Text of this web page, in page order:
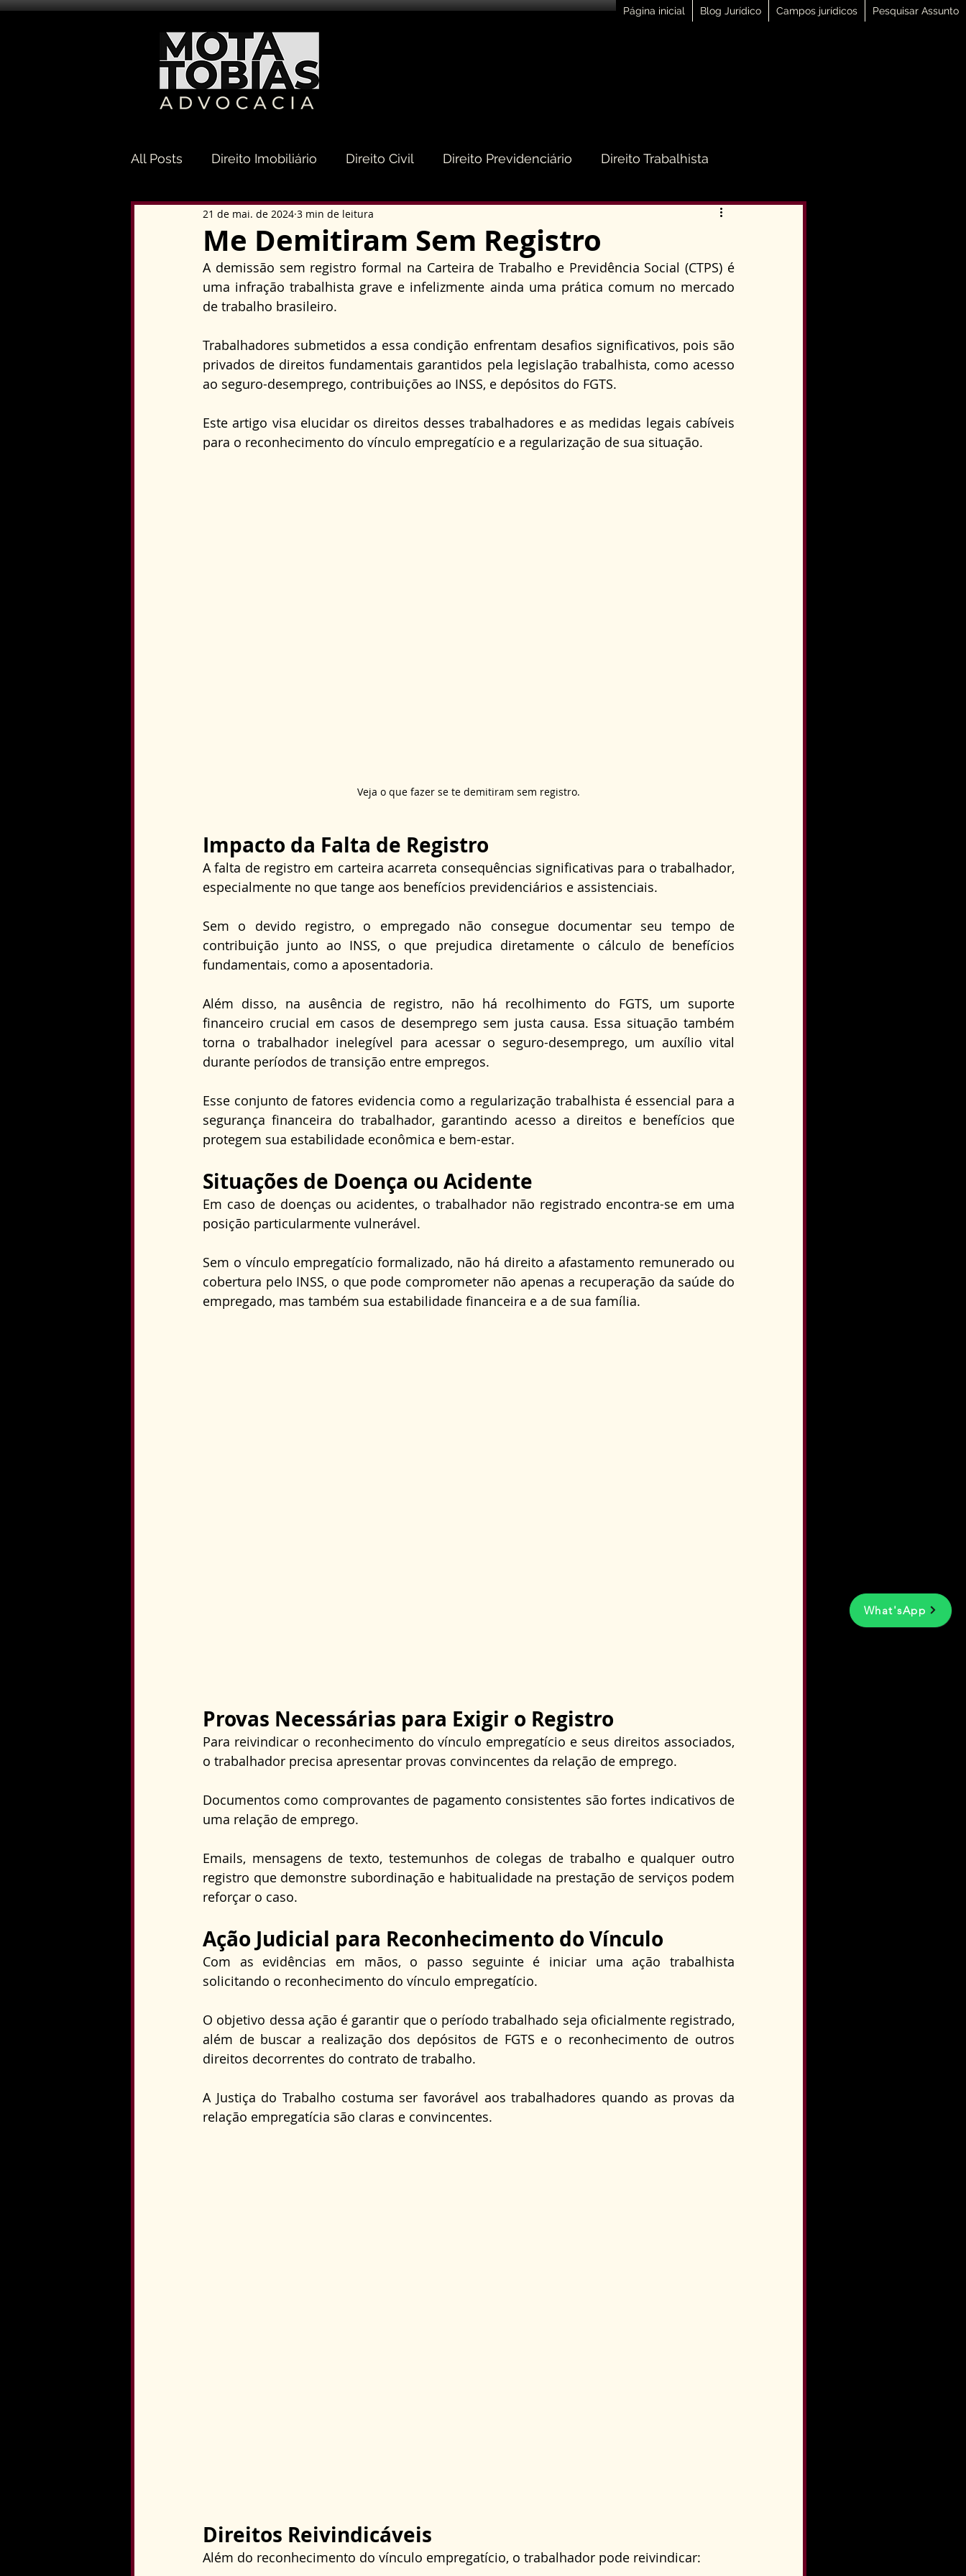
Página inicial Blog Jurídico Campos jurídicos Pesquisar Assunto
What'sApp
All Posts Direito Imobiliário Direito Civil Direito Previdenciário Direito Trabalhista
Direito Sucessório Direito do Consumidor
Direito Tributário Direito Empresarial e Societário Direito de Trânsito Direito Penal
Me Demitiram Sem Registro
21 de mai. de 2024 3 min de leitura
A demissão sem registro formal na Carteira de Trabalho e Previdência Social (CTPS) é
uma infração trabalhista grave e infelizmente ainda uma prática comum no mercado
de trabalho brasileiro.
Trabalhadores submetidos a essa condição enfrentam desafios significativos, pois são
privados de direitos fundamentais garantidos pela legislação trabalhista, como acesso
ao seguro-desemprego, contribuições ao INSS, e depósitos do FGTS.
Este artigo visa elucidar os direitos desses trabalhadores e as medidas legais cabíveis
para o reconhecimento do vínculo empregatício e a regularização de sua situação.
Veja o que fazer se te demitiram sem registro.
Impacto da Falta de Registro
A falta de registro em carteira acarreta consequências significativas para o trabalhador,
especialmente no que tange aos benefícios previdenciários e assistenciais.
Sem o devido registro, o empregado não consegue documentar seu tempo de
contribuição junto ao INSS, o que prejudica diretamente o cálculo de benefícios
fundamentais, como a aposentadoria.
Além disso, na ausência de registro, não há recolhimento do FGTS, um suporte
financeiro crucial em casos de desemprego sem justa causa. Essa situação também
torna o trabalhador inelegível para acessar o seguro-desemprego, um auxílio vital
durante períodos de transição entre empregos.
Esse conjunto de fatores evidencia como a regularização trabalhista é essencial para a
segurança financeira do trabalhador, garantindo acesso a direitos e benefícios que
protegem sua estabilidade econômica e bem-estar.
Situações de Doença ou Acidente
Em caso de doenças ou acidentes, o trabalhador não registrado encontra-se em uma
posição particularmente vulnerável.
Sem o vínculo empregatício formalizado, não há direito a afastamento remunerado ou
cobertura pelo INSS, o que pode comprometer não apenas a recuperação da saúde do
empregado, mas também sua estabilidade financeira e a de sua família.
Provas Necessárias para Exigir o Registro
Para reivindicar o reconhecimento do vínculo empregatício e seus direitos associados,
o trabalhador precisa apresentar provas convincentes da relação de emprego.
Documentos como comprovantes de pagamento consistentes são fortes indicativos de
uma relação de emprego.
Emails, mensagens de texto, testemunhos de colegas de trabalho e qualquer outro
registro que demonstre subordinação e habitualidade na prestação de serviços podem
reforçar o caso.
Ação Judicial para Reconhecimento do Vínculo
Com as evidências em mãos, o passo seguinte é iniciar uma ação trabalhista
solicitando o reconhecimento do vínculo empregatício.
O objetivo dessa ação é garantir que o período trabalhado seja oficialmente registrado,
além de buscar a realização dos depósitos de FGTS e o reconhecimento de outros
direitos decorrentes do contrato de trabalho.
A Justiça do Trabalho costuma ser favorável aos trabalhadores quando as provas da
relação empregatícia são claras e convincentes.
Direitos Reivindicáveis
Além do reconhecimento do vínculo empregatício, o trabalhador pode reivindicar: